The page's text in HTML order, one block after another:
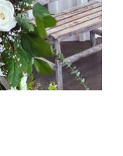
부산해운대한국문화센터플라워웨딩아치 수업